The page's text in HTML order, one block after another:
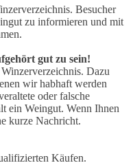
Besucher
zu informieren und mit
gut zu sein!
Dazu
wir habhaft werden
oder falsche
ein Weingut. Wenn Ihnen
kurze Nachricht.
Käufen.